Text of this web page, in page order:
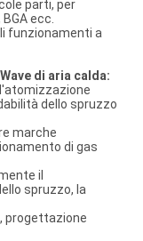
parti, per
BGA ecc.
funzionamenti a
di aria calda:
dello spruzzo
marche
di gas
il
spruzzo, la
progettazione